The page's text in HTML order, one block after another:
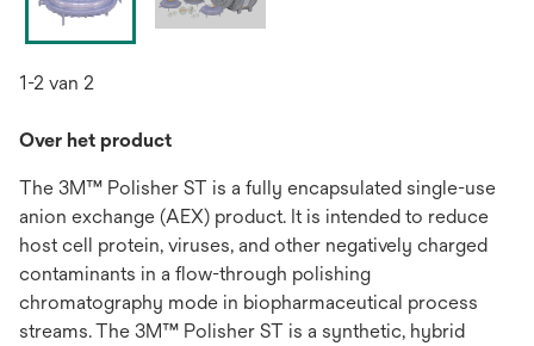
1-2 van 2
Over het product
The 3M™ Polisher ST is a fully encapsulated single-use
anion exchange (AEX) product. It is intended to reduce
host cell protein, viruses, and other negatively charged
contaminants in a flow-through polishing
chromatography mode in biopharmaceutical process
streams. The 3M™ Polisher ST is a synthetic, hybrid